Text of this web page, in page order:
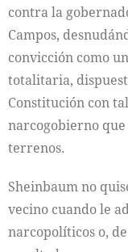
contra la
Campos,
convicción como
totalitaria,
Constitución con
narcogobierno que
terrenos.
Sheinbaum no
vecino cuando le
narcopolíticos o,